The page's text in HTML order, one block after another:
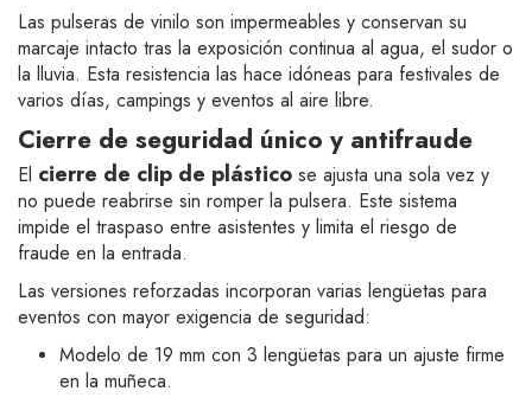
Las pulseras de vinilo son impermeables y conservan su
marcaje intacto tras la exposición continua al agua, el sudor o
la lluvia. Esta resistencia las hace idóneas para festivales de
varios días, campings y eventos al aire libre.
Cierre de seguridad único y antifraude
El cierre de clip de plástico se ajusta una sola vez y
no puede reabrirse sin romper la pulsera. Este sistema
impide el traspaso entre asistentes y limita el riesgo de
fraude en la entrada.
Las versiones reforzadas incorporan varias lengüetas para
eventos con mayor exigencia de seguridad:
Modelo de 19 mm con 3 lengüetas para un ajuste firme
en la muñeca.